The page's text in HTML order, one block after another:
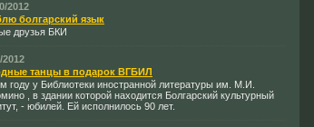
2012
болгарский язык
друзья БКИ
2012
танцы в подарок ВГБИЛ
году у Библиотеки иностранной литературы им. М.И.
, в здании которой находится Болгарский культурный
- юбилей. Ей исполнилось 90 лет.